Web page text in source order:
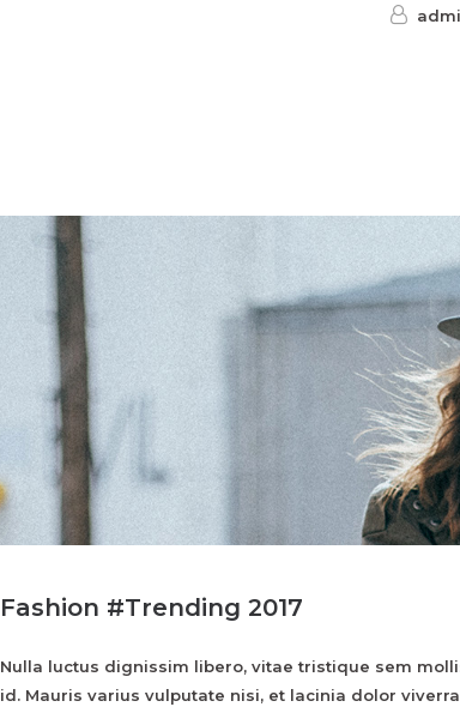
Fashion #Trending 2017
Nulla luctus dignissim libero, vitae tristique sem
id. Mauris varius vulputate nisi, et lacinia dolor